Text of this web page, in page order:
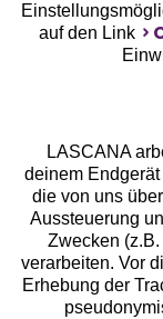
Services
Beratung
auf den Link
LASCANA
deinem
die von uns
Aussteuerung
Zwecken
verarbeiten. Vor
Erhebung der